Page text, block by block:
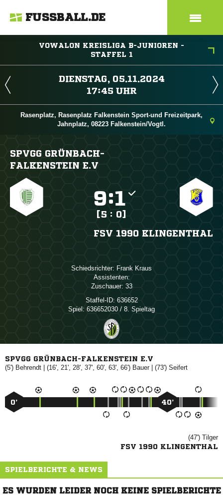
FUSSBALL.DE
VOWALON KREISLIGA B-JUNIOREN -
STAFFEL 1
 
 
Rasenplatz, Rasenplatz Falkenstein Sport-und Freizeitpark,
Jahnplatz, 08223 Falkenstein/Vogtl.
SPVGG GRÜNBACH-
FALKENSTEIN E.V
:
[5 : 0]
FSV 1990 KLINGENTHAL
Schiedsrichter:  
Assistenten:
Zuschauer: 33
Staffel-ID: 636652
Spiel: 636652030 / 8. Spieltag
SPVGG GRÜNBACH-FALKENSTEIN E.V
(5')  | (16', 21', 28', 37', 60', 63', 66') | (73') 
0’ 40’
(47') 
FSV 1990 KLINGENTHAL
SPIELBERICHTE & NEWS
ES WURDEN LEIDER NOCH KEINE SPIELBERICHTE